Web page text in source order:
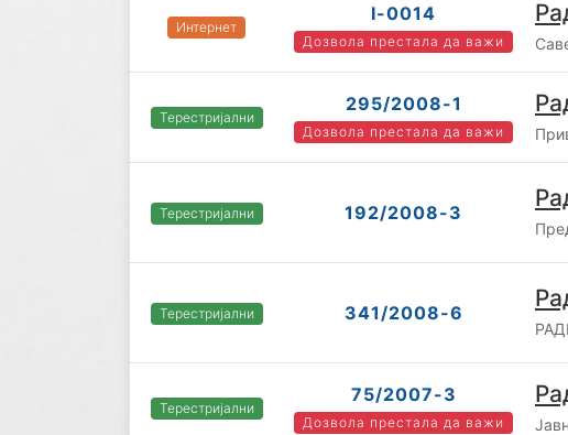
Интернет
I-0014
Дозвола престала да важи
Терестријални
295/2008-1
Дозвола престала да важи
Терестријални 192/2008-3
Терестријални 341/2008-6
Терестријални
75/2007-3
Дозвола престала да важи